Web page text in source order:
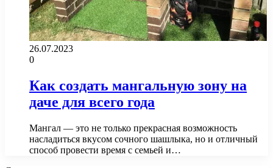
26.07.2023
0
Как создать мангальную зону на
даче для всего года
Мангал — это не только прекрасная возможность
насладиться вкусом сочного шашлыка, но и отличный
способ провести время с семьей и…